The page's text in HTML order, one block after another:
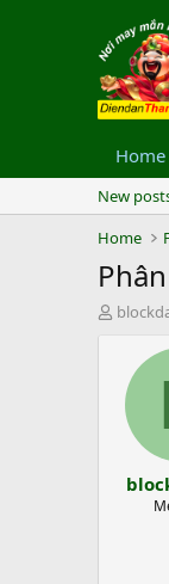
Home
New
Home
T